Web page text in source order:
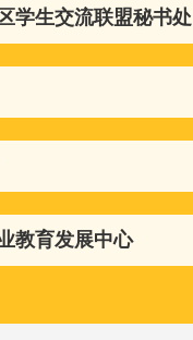
学生交流联盟秘书处
教育发展中心